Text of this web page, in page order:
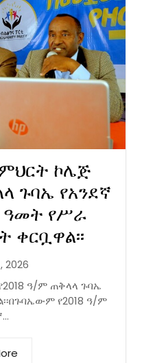
ኮሌጅ
ጉባኤ የአንደኛ
ዓመት የሥራ
ቀርቧዋል፡፡
2026
ዓ/ም ጠቅላላ ጉባኤ
የ2018 ዓ/ም